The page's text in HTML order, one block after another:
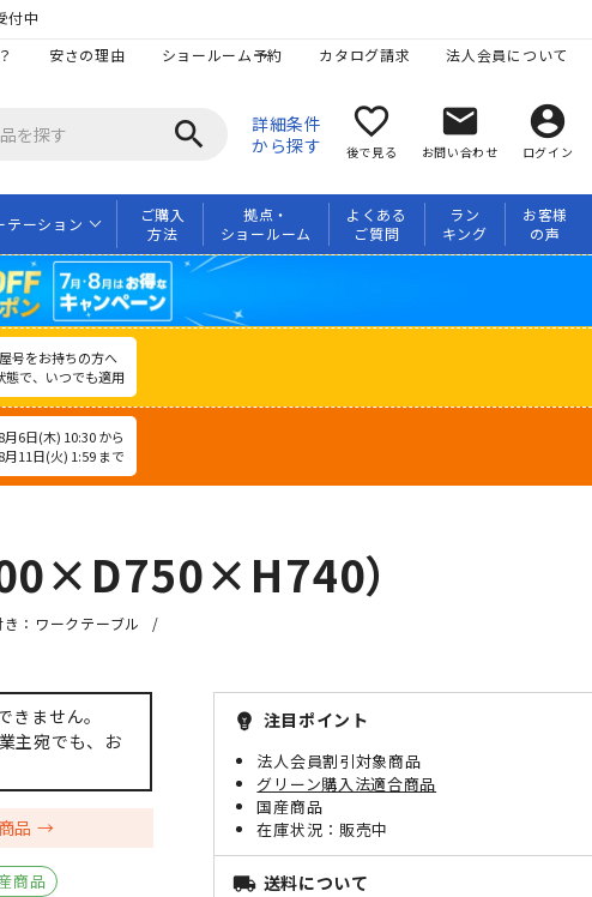
付中
安さの理由 ショールーム予約 カタログ請求 法人会員について
search
詳細条件
から探す
favorite_border
後で見る
mail
お問い合わせ
account_circle
ログイン
テーション
ご購入
方法
拠点・
ショールーム
よくある
ご質問
ラン
キング
お客様
の声
号をお持ちの方へ
態で、いつでも適用
8月6日(木) 10:30 から
8月11日(火) 1:59 まで
）
：ワークテーブル
ません。
主宛でも、お
品
商品
emoji_objects 注目ポイント
法人会員割引対象商品
グリーン購入法適合商品
国産商品
販売中
local_shipping 送料について